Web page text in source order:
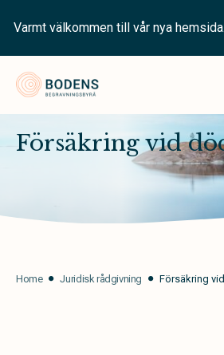
Varmt välkommen till vår nya hemsida.
Bodens Begravningsbyrå
Försäkring vid
Home Juridisk rådgivning Försäkring